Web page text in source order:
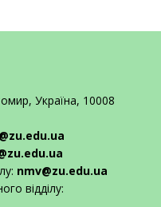
Україна, 10008
nmv@zu.edu.ua
відділу: